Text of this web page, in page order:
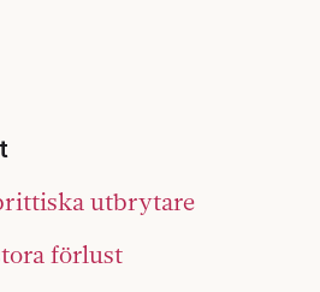
utbrytare
förlust